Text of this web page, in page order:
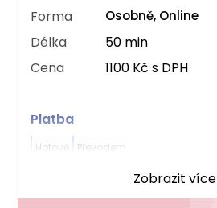
Forma Osobně, Online
Délka
50 min
Cena
1100 Kč s DPH
Platba
Hotově Převodem
Zobrazit více